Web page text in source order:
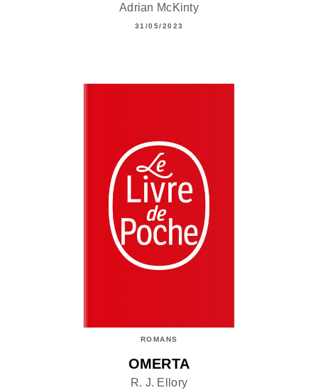
Adrian McKinty
31/05/2023
ROMANS
OMERTA
R. J. Ellory